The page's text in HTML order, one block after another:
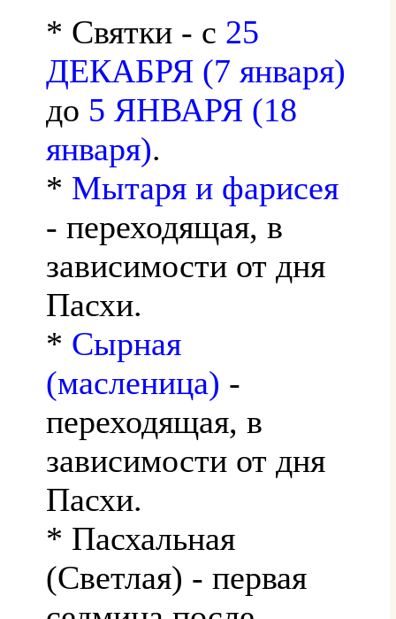
* Святки - с 25
ДЕКАБРЯ (7 января)
до 5 ЯНВАРЯ (18
января).
* Мытаря и фарисея
- переходящая, в
зависимости от дня
Пасхи.
* Сырная
(масленица) -
переходящая, в
зависимости от дня
Пасхи.
* Пасхальная
(Светлая) - первая